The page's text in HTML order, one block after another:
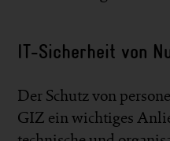
IT-Sicherheit von
Der Schutz von
GIZ ein wichtiges